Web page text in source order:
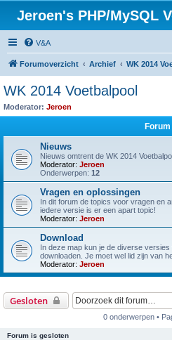
Jeroen's PHP/MySQL
V&A
Forumoverzicht Archief WK 2014
WK 2014 Voetbalpool
Moderator: Jeroen
Forum
Nieuws
Nieuws omtrent de WK 2014
Moderator: Jeroen
Onderwerpen: 12
Vragen en oplossingen
In dit forum de topics voor vragen en
iedere versie is er een apart topic!
Moderator: Jeroen
Download
In deze map kun je de diverse
downloaden. Je moet wel lid zijn van
Moderator: Jeroen
Gesloten
0 onderwerpen •
Forum is gesloten